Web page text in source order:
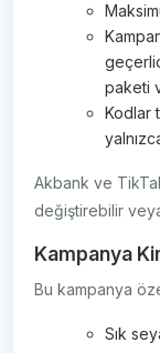
paketi
Kodlar
Akbank ve
değiştirebilir
Kampanya
Bu kampanya
Sık